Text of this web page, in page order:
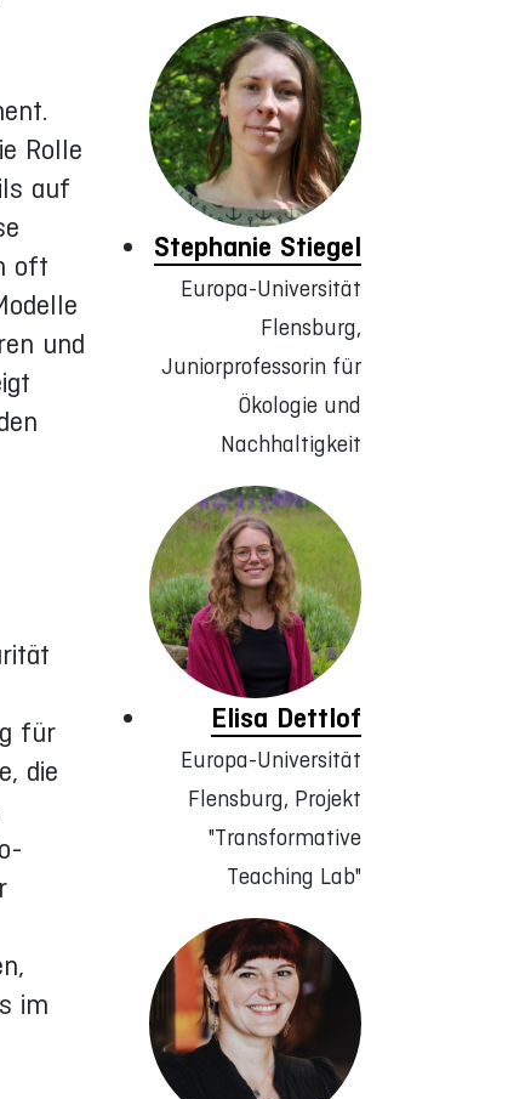
Rolle
auf
oft
und
für
die
im
Stephanie Stiegel
Europa-Universität
Flensburg,
Juniorprofessorin für
Ökologie und
Nachhaltigkeit
Elisa Dettlof
Europa-Universität
Flensburg, Projekt
"Transformative
Teaching Lab"